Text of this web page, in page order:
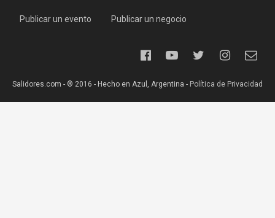
Publicar un evento Publicar un negocio
Salidores.com - ® 2016 - Hecho en Azul, Argentina - Política de Privacidad